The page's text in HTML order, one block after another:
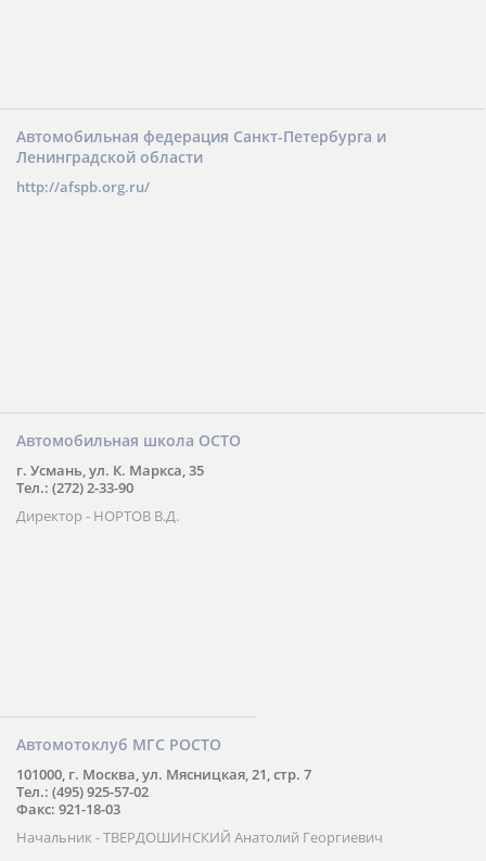
Автомобильная федерация Санкт-Петербурга и
Ленинградской области
http://afspb.org.ru/
Автомобильная школа ОСТО
г. Усмань, ул. К. Маркса, 35
Тел.: (272) 2-33-90
Директор - НОРТОВ В.Д.
Автомотоклуб МГС РОСТО
101000, г. Москва, ул. Мясницкая, 21, стр. 7
Тел.: (495) 925-57-02
Факс: 921-18-03
Начальник - ТВЕРДОШИНСКИЙ Анатолий Георгиевич